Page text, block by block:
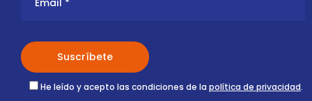
He leído y acepto las condiciones de la política de privacidad.